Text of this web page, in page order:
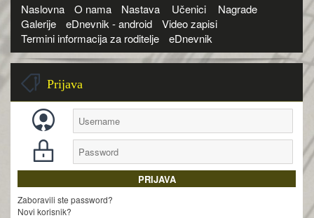
Naslovna O nama Nastava Učenici
Nagrade
Galerije
eDnevnik - android
Video zapisi
Termini informacija za roditelje
eDnevnik
Prijava
Zaboravili ste password?
Novi korisnik?